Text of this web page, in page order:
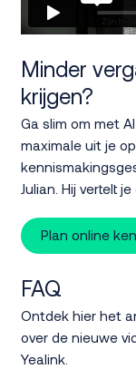
Minder
krijgen?
Ga slim om met
maximale uit je
Julian. Hij vertelt
Plan online
FAQ
Ontdek hier het
over de nieuwe
Yealink.